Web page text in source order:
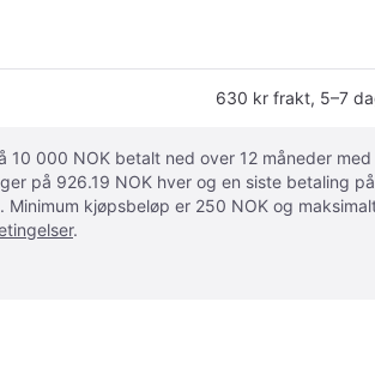
630 kr frakt, 5–7
10 000 NOK betalt ned over 12 måneder
på 926.19 NOK hver og en siste betaling
kjøpsbeløp er 250 NOK og
.